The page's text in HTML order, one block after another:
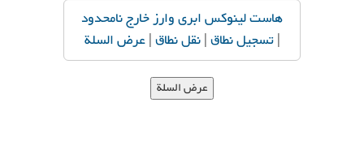
هاست لینوکس ابری وارز خارج نامحدود
|تسجيل نطاق|نقل نطاق|عرض السلة